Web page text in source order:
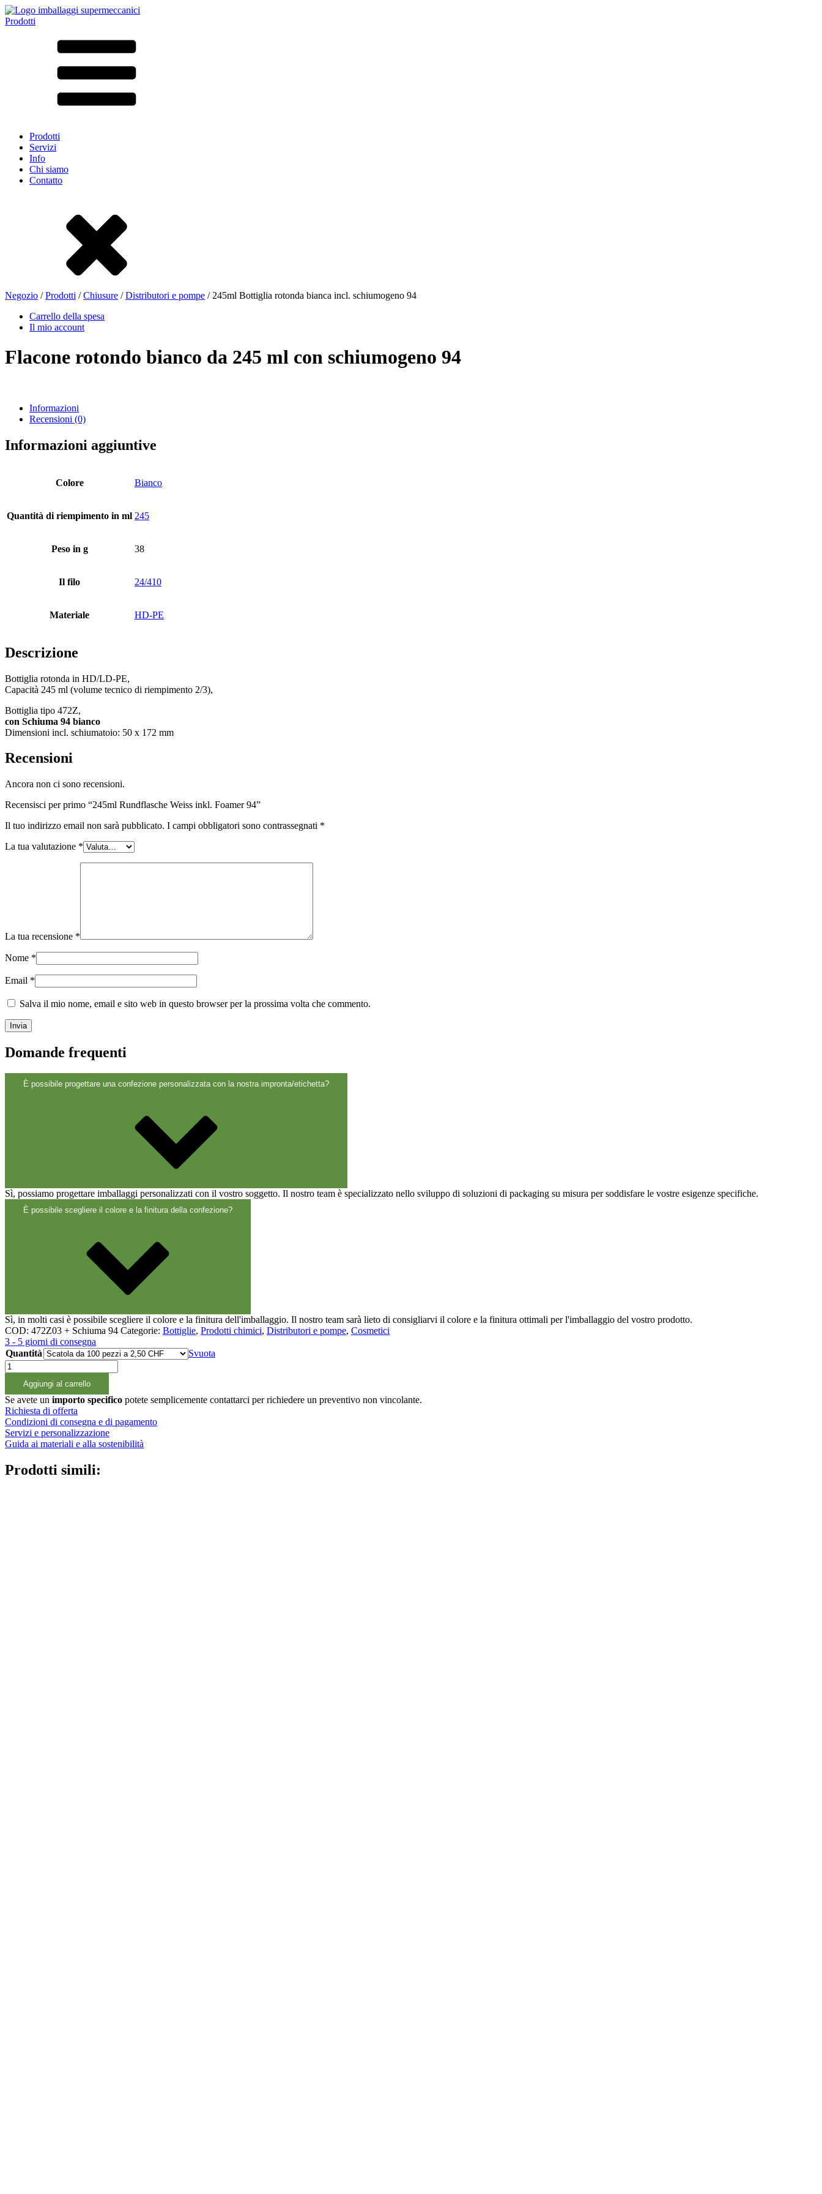
Prodotti
Secondo il materiale
LD-PE
Metallo
Borsa e Bag-in-Box
Bottiglie di birra
Distributori e pompe
Nebulizzatore fine
Bottiglie
Contenitore(21)
Cosmetici(292)
Cibo(483)
Sostenibile(301)
Bottiglie per liquori(81)
Serbatoi
Bottiglie di vino e bottiglie di champagne
Prodotti
Servizi
Info
Chi siamo
Contatto
Negozio /Prodotti /Chiusure /Distributori e pompe / 245ml Bottiglia rotonda bianca incl. schiumogeno 94
Carrello della spesa
Il mio account
Flacone rotondo bianco da 245 ml con schiumogeno 94
Informazioni
Recensioni (0)
Informazioni aggiuntive
Colore Bianco
Quantità di riempimento in ml 245
Peso in g 38
Il filo 24/410
Materiale HD-PE
Descrizione
Bottiglia rotonda in HD/LD-PE,
Capacità 245 ml (volume tecnico di riempimento 2/3),
Bottiglia tipo 472Z,
con Schiuma 94 bianco
Dimensioni incl. schiumatoio: 50 x 172 mm
Recensioni
Ancora non ci sono recensioni.
Recensisci per primo “245ml Rundflasche Weiss inkl. Foamer 94”
Il tuo indirizzo email non sarà pubblicato. I campi obbligatori sono contrassegnati *
La tua valutazione *
La tua recensione *
Nome *
Email *
Salva il mio nome, email e sito web in questo browser per la prossima volta che commento.
Domande frequenti
È possibile progettare una confezione personalizzata con la nostra impronta/etichetta?
Sì, possiamo progettare imballaggi personalizzati con il vostro soggetto. Il nostro team è specializzato nello sviluppo di soluzioni di packaging su misura per soddisfare le vostre esigenze specifiche.
È possibile scegliere il colore e la finitura della confezione?
Sì, in molti casi è possibile scegliere il colore e la finitura dell'imballaggio. Il nostro team sarà lieto di consigliarvi il colore e la finitura ottimali per l'imballaggio del vostro prodotto.
COD: 472Z03 + Schiuma 94 Categorie: Bottiglie, Prodotti chimici, Distributori e pompe, Cosmetici
3 - 5 giorni di consegna
Quantità
Svuota
245ml
Rundflasche
Weiss
inkl.
Foamer
94
quantità
Aggiungi al carrello
Se avete un importo specifico potete semplicemente contattarci per richiedere un preventivo non vincolante.
Richiesta di offerta
Condizioni di consegna e di pagamento
Servizi e personalizzazione
Guida ai materiali e alla sostenibilità
Prodotti simili: